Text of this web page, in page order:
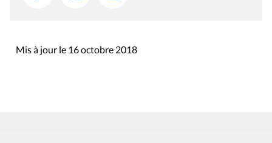
Mis à jour le 16 octobre 2018